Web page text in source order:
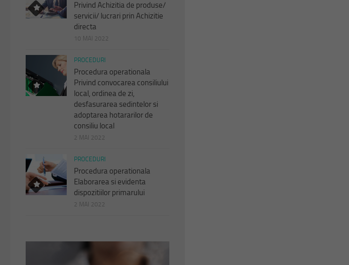
Privind Achizitia de produse/
servicii/ lucrari prin Achizitie
directa
10 MAI 2022
PROCEDURI
Procedura operationala
Privind convocarea consiliului
local, ordinea de zi,
desfasurarea sedintelor si
adoptarea hotararilor de
consiliu local
2 MAI 2022
PROCEDURI
Procedura operationala
Elaborarea si evidenta
dispozitiilor primarului
2 MAI 2022